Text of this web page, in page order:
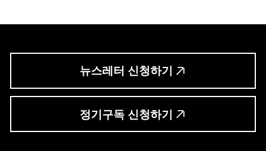
뉴스레터 신청하기
정기구독 신청하기